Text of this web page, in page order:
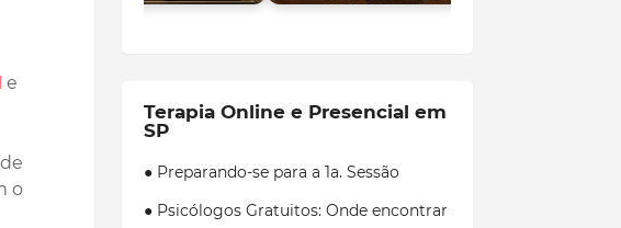
e
o
Terapia Online e Presencial em
SP
● Preparando-se para a 1a. Sessão
● Psicólogos Gratuitos: Onde encontrar